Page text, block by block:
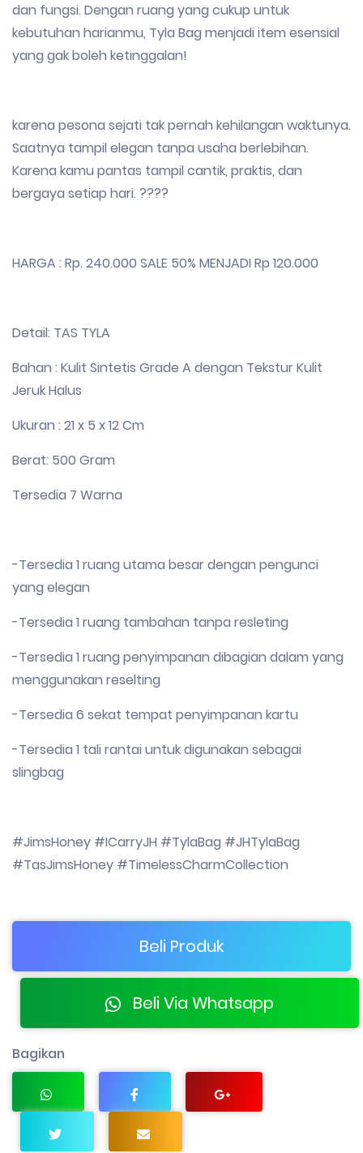
dan fungsi. Dengan ruang yang cukup untuk
kebutuhan harianmu, Tyla Bag menjadi item esensial
yang gak boleh ketinggalan!
karena pesona sejati tak pernah kehilangan waktunya.
Saatnya tampil elegan tanpa usaha berlebihan.
Karena kamu pantas tampil cantik, praktis, dan
bergaya setiap hari. ????
HARGA : Rp. 240.000 SALE 50% MENJADI Rp 120.000
Detail: TAS TYLA
Bahan : Kulit Sintetis Grade A dengan Tekstur Kulit
Jeruk Halus
Ukuran : 21 x 5 x 12 Cm
Berat: 500 Gram
Tersedia 7 Warna
-Tersedia 1 ruang utama besar dengan pengunci
yang elegan
-Tersedia 1 ruang tambahan tanpa resleting
-Tersedia 1 ruang penyimpanan dibagian dalam yang
menggunakan reselting
-Tersedia 6 sekat tempat penyimpanan kartu
-Tersedia 1 tali rantai untuk digunakan sebagai
slingbag
#JimsHoney #ICarryJH #TylaBag #JHTylaBag
#TasJimsHoney #TimelessCharmCollection
Beli Produk
Beli Via Whatsapp
Bagikan